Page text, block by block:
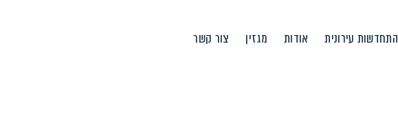
התחדשות עירונית אודות מגזין צור קשר